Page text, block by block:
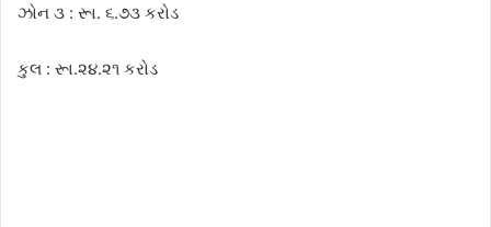
ઝોન ૩ : રૂા. ૬.૭૩ કરોડ
કુલ : રૂા.૨૪.૨૧ કરોડ